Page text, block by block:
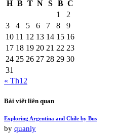
H B T N S B C
1
2
3
4 5 6 7 8
9
10 11 12 13 14 15 16
17 18 19 20 21 22 23
24 25 26 27 28 29 30
31
« Th12
Bài viết liên quan
Exploring Argentina and Chile by Bus
by quanly